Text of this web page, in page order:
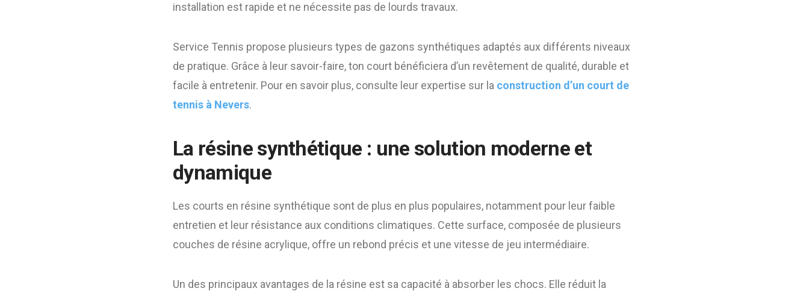
installation est rapide et ne nécessite pas de lourds travaux.
Service Tennis propose plusieurs types de gazons synthétiques adaptés aux différents niveaux
de pratique. Grâce à leur savoir-faire, ton court bénéficiera d’un revêtement de qualité, durable et
facile à entretenir. Pour en savoir plus, consulte leur expertise sur la construction d’un court de
tennis à Nevers.
La résine synthétique : une solution moderne et
dynamique
Les courts en résine synthétique sont de plus en plus populaires, notamment pour leur faible
entretien et leur résistance aux conditions climatiques. Cette surface, composée de plusieurs
couches de résine acrylique, offre un rebond précis et une vitesse de jeu intermédiaire.
Un des principaux avantages de la résine est sa capacité à absorber les chocs. Elle réduit la